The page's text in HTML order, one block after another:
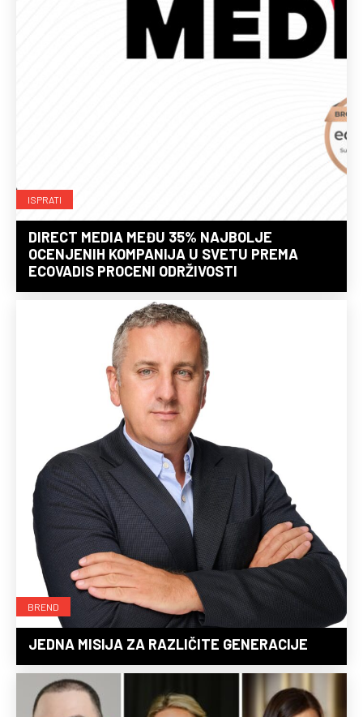
ISPRATI
DIRECT MEDIA MEĐU 35% NAJBOLJE
OCENJENIH KOMPANIJA U SVETU PREMA
ECOVADIS PROCENI ODRŽIVOSTI
BREND
JEDNA MISIJA ZA RAZLIČITE GENERACIJE